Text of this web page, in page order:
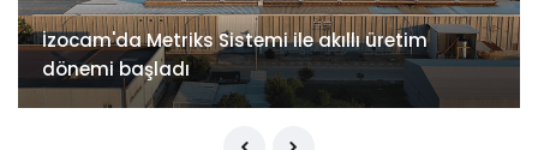
İzocam'da Metriks Sistemi ile akıllı üretim
dönemi başladı